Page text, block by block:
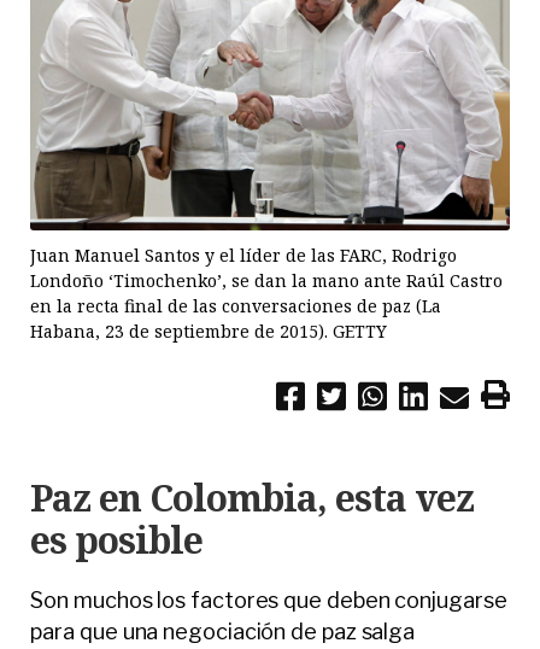
Juan Manuel Santos y el líder de las FARC, Rodrigo
Londoño ‘Timochenko’, se dan la mano ante Raúl Castro
en la recta final de las conversaciones de paz (La
Habana, 23 de septiembre de 2015). GETTY
Paz en Colombia, esta vez
es posible
Son muchos los factores que deben conjugarse
para que una negociación de paz salga